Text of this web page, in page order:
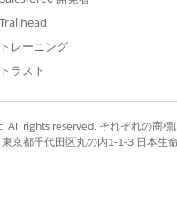
トの真の所有者であること
の有効化、機密リソースの
Trailhead
トレーニング
トラスト
rights reserved. それぞれの商標
京都千代田区丸の内1-1-3 日本生